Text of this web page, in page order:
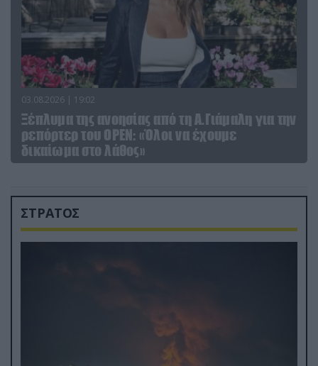
03.08.2026 | 19:02
Ξέπλυμα της ανοησίας από τη Α.Γιάμαλη για την
ρεπόρτερ του ΟΡΕΝ: «Όλοι να έχουμε
δικαίωμα στο λάθος»
ΣΤΡΑΤΟΣ